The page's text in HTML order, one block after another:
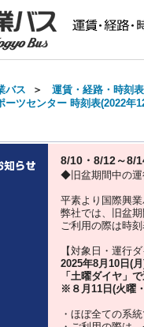
バス ＞ 運賃・経路・時刻
ーツセンター 時刻表(2022年
8/10・8/12～8/
◆旧盆期間中の
平素より国際興
弊社では、旧盆
ご利用の際は時
【対象日・運行ダ
2025年8月10日(
「土曜ダイヤ」 で
※８月11日(火曜
・ほぼ全ての系